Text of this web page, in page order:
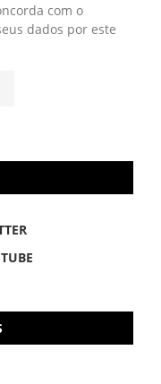
com o
dados por este